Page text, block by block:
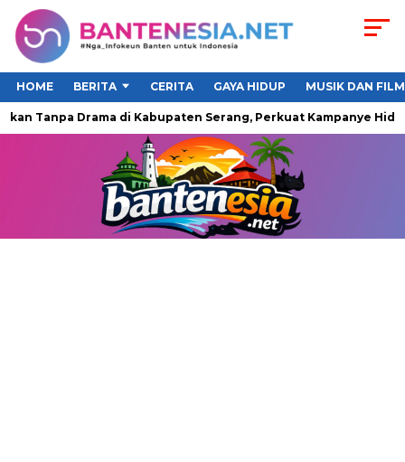
HOME BERITA CERITA GAYA HIDUP MUSIK DAN FILM
Tanpa Drama di Kabupaten Serang, Perkuat Kampanye Hidup